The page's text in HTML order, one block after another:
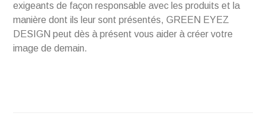
exigeants de façon responsable avec les produits et la
manière dont ils leur sont présentés, GREEN EYEZ
DESIGN peut dès à présent vous aider à créer votre
image de demain.